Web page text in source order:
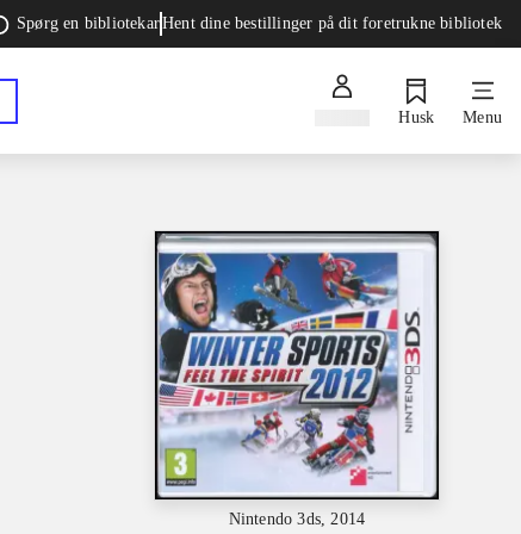
Spørg en bibliotekarHent dine bestillinger på dit foretrukne bibliotek
Husk Menu
Nintendo 3ds, 2014